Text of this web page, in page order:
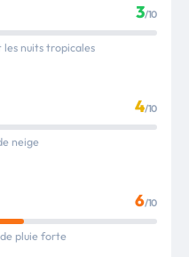
3/10
les nuits tropicales
4/10
neige
6/10
de pluie forte